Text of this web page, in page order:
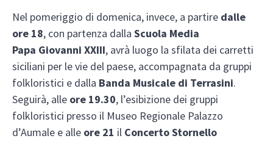
Nel pomeriggio di domenica, invece, a partire dalle
ore 18, con partenza dalla Scuola Media
Papa Giovanni XXIII, avrà luogo la sfilata dei carretti
siciliani per le vie del paese, accompagnata da gruppi
folkloristici e dalla Banda Musicale di Terrasini.
Seguirà, alle ore 19.30, l’esibizione dei gruppi
folkloristici presso il Museo Regionale Palazzo
d’Aumale e alle ore 21 il Concerto Stornello